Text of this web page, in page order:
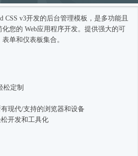
CSS v3开发的 后台管理模板，是多功能且
您的 Web应用程序开发。提供强大的可
单和仪表板集合。
松定制
现代/支持的浏览器和设备
开发和工具化